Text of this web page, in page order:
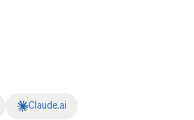
Claude.ai